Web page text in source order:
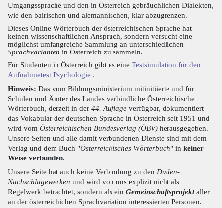
Umgangssprache und den in Österreich gebräuchlichen Dialekten,
wie den bairischen und alemannischen, klar abzugrenzen.
Dieses Online Wörterbuch der österreichischen Sprache hat
keinen wissenschaftlichen Anspruch, sondern versucht eine
möglichst umfangreiche Sammlung an unterschiedlichen
Sprachvarianten in Österreich zu sammeln.
Für Studenten in Österreich gibt es eine Testsimulation für den
Aufnahmetest Psychologie .
Hinweis: Das vom Bildungsministerium mitinitiierte und für
Schulen und Ämter des Landes verbindliche Österreichische
Wörterbuch, derzeit in der 44. Auflage verfügbar, dokumentiert
das Vokabular der deutschen Sprache in Österreich seit 1951 und
wird vom Österreichischen Bundesverlag (ÖBV) herausgegeben.
Unsere Seiten und alle damit verbundenen Dienste sind mit dem
Verlag und dem Buch "Österreichisches Wörterbuch" in keiner
Weise verbunden.
Unsere Seite hat auch keine Verbindung zu den Duden-
Nachschlagewerken und wird von uns explizit nicht als
Regelwerk betrachtet, sondern als ein Gemeinschaftsprojektaller
an der österreichichen Sprachvariation interessierten Personen.